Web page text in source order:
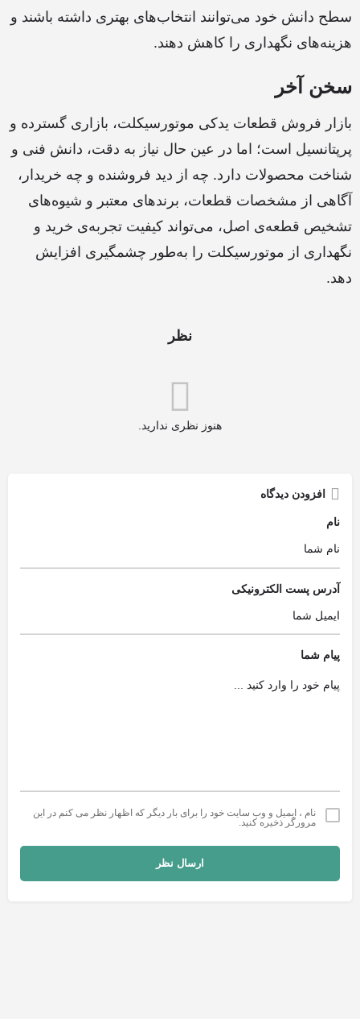
سطح دانش خود می‌توانند انتخاب‌های بهتری داشته باشند و
هزینه‌های نگهداری را کاهش دهند.
سخن آخر
بازار فروش قطعات یدکی موتورسیکلت، بازاری گسترده و
پرپتانسیل است؛ اما در عین حال نیاز به دقت، دانش فنی و
شناخت محصولات دارد. چه از دید فروشنده و چه خریدار،
آگاهی از مشخصات قطعات، برندهای معتبر و شیوه‌های
تشخیص قطعه‌ی اصل، می‌تواند کیفیت تجربه‌ی خرید و
نگهداری از موتورسیکلت را به‌طور چشمگیری افزایش
دهد.
نظر
هنوز نظری ندارید.
افزودن دیدگاه
نام
آدرس پست الکترونیکی
پیام شما
نام ، ایمیل و وب سایت خود را برای بار دیگر که اظهار نظر می کنم در این
مرورگر ذخیره کنید.
ارسال نظر